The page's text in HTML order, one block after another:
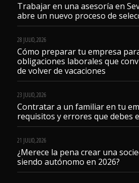
Trabajar en una asesoría en
abre un nuevo proceso de
28 JULIO, 2026
Cómo preparar tu empresa
obligaciones laborales que
de volver de vacaciones
23 JULIO, 2026
Contratar a un familiar en tu
requisitos y errores que debes
21 JULIO, 2026
¿Merece la pena crear una
siendo autónomo en 2026?